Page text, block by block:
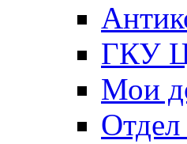
ГКУ
Мои